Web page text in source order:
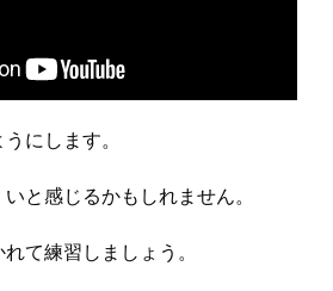
にします。
と感じるかもしれません。
て練習しましょう。